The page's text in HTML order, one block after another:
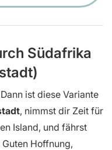
Südafrika
ist diese Variante
, nimmst dir Zeit für
Island, und fährst
Hoffnung,